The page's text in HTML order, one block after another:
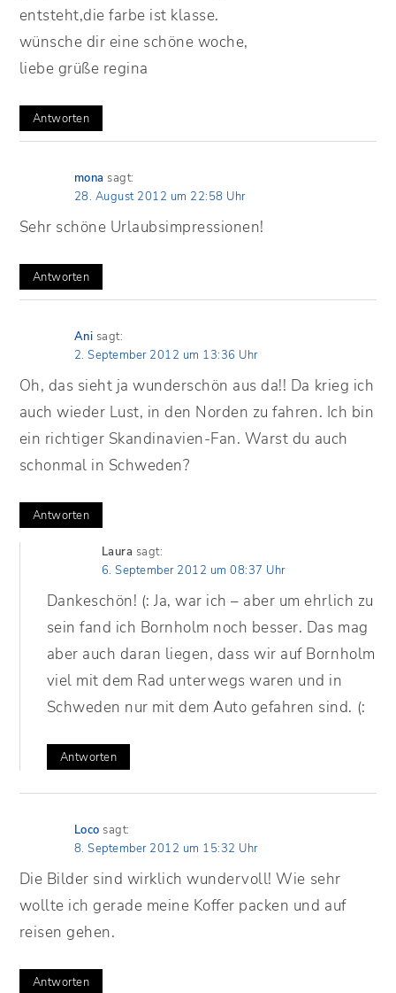
entsteht,die farbe ist klasse.
wünsche dir eine schöne woche,
liebe grüße regina
Antworten
mona sagt:
28. August 2012 um 22:58 Uhr
Sehr schöne Urlaubsimpressionen!
Antworten
Ani sagt:
2. September 2012 um 13:36 Uhr
Oh, das sieht ja wunderschön aus da!! Da krieg ich
auch wieder Lust, in den Norden zu fahren. Ich bin
ein richtiger Skandinavien-Fan. Warst du auch
schonmal in Schweden?
Antworten
Laura sagt:
6. September 2012 um 08:37 Uhr
Dankeschön! (: Ja, war ich – aber um ehrlich zu
sein fand ich Bornholm noch besser. Das mag
aber auch daran liegen, dass wir auf Bornholm
viel mit dem Rad unterwegs waren und in
Schweden nur mit dem Auto gefahren sind. (:
Antworten
Loco sagt:
8. September 2012 um 15:32 Uhr
Die Bilder sind wirklich wundervoll! Wie sehr
wollte ich gerade meine Koffer packen und auf
reisen gehen.
Antworten